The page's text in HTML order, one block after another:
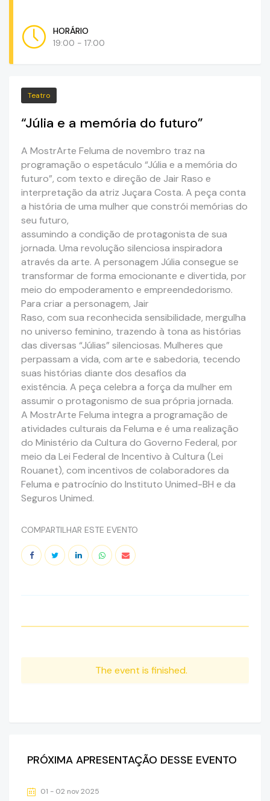
HORÁRIO
19:00 - 17:00
Teatro
“Júlia e a memória do futuro”
A MostrArte Feluma de novembro traz na
programação o espetáculo “Júlia e a memória do
futuro”, com texto e direção de Jair Raso e
interpretação da atriz Juçara Costa. A peça conta
a história de uma mulher que constrói memórias do
seu futuro,
assumindo a condição de protagonista de sua
jornada. Uma revolução silenciosa inspiradora
através da arte. A personagem Júlia consegue se
transformar de forma emocionante e divertida, por
meio do empoderamento e empreendedorismo.
Para criar a personagem, Jair
Raso, com sua reconhecida sensibilidade, mergulha
no universo feminino, trazendo à tona as histórias
das diversas “Júlias” silenciosas. Mulheres que
perpassam a vida, com arte e sabedoria, tecendo
suas histórias diante dos desafios da
existência. A peça celebra a força da mulher em
assumir o protagonismo de sua própria jornada.
A MostrArte Feluma integra a programação de
atividades culturais da Feluma e é uma realização
do Ministério da Cultura do Governo Federal, por
meio da Lei Federal de Incentivo à Cultura (Lei
Rouanet), com incentivos de colaboradores da
Feluma e patrocínio do Instituto Unimed-BH e da
Seguros Unimed.
COMPARTILHAR ESTE EVENTO
The event is finished.
PRÓXIMA APRESENTAÇÃO DESSE EVENTO
01 - 02 nov 2025